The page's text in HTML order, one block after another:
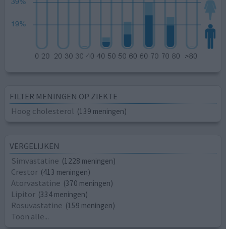
FILTER MENINGEN OP ZIEKTE
Hoog cholesterol (139 meningen)
VERGELIJKEN
Simvastatine (1228 meningen)
Crestor (413 meningen)
Atorvastatine (370 meningen)
Lipitor (334 meningen)
Rosuvastatine (159 meningen)
Toon alle...